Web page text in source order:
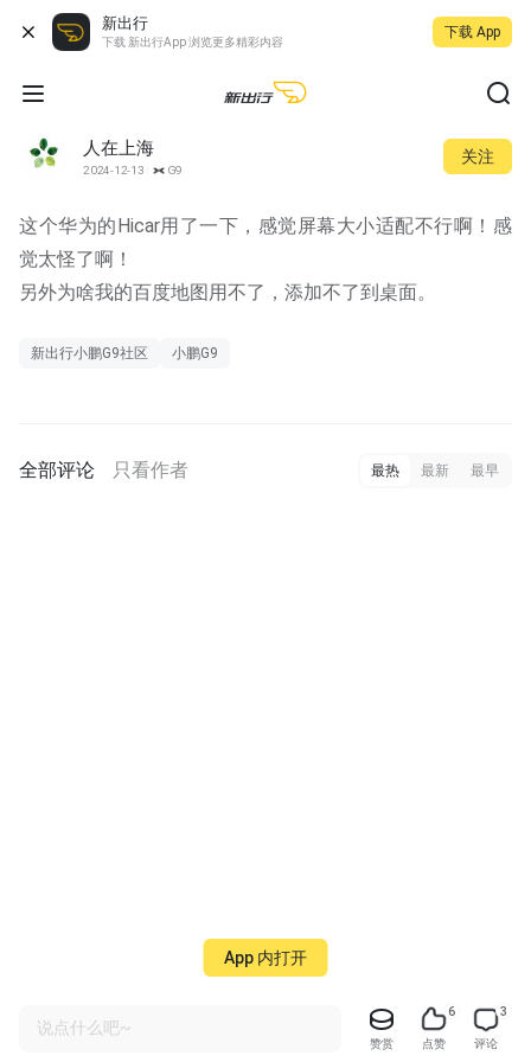
新出行
下载 新出行App 浏览更多精彩内容
下载 App
人在上海
2024-12-13 G9
关注
这个华为的Hicar用了一下，感觉屏幕大小适配不行啊！感
觉太怪了啊！
另外为啥我的百度地图用不了，添加不了到桌面。
新出行小鹏G9社区 小鹏G9
全部评论 只看作者 最热 最新 最早
说点什么吧~
赞赏
6
点赞
3
评论
App 内打开